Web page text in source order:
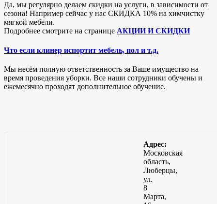
Да, мы регулярно делаем скидки на услуги, в зависимости от
сезона! Например сейчас у нас СКИДКА 10% на химчистку
мягкой мебели.
Подробнее смотрите на странице АКЦИИ И СКИДКИ
Что если клинер испортит мебель, пол и т.д.
Мы несём полную ответственность за Ваше имущество на
время проведения уборки. Все наши сотрудники обучены и
ежемесячно проходят дополнительное обучение.
Адрес:
Московская
область,
Люберцы,
ул.
8
Марта,